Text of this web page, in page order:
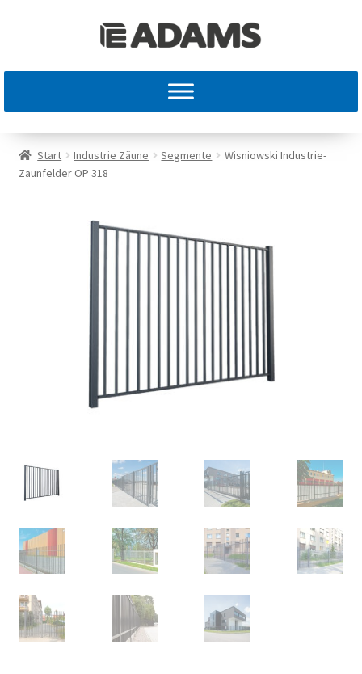
Start Industrie Zäune Segmente
Wisniowski Industrie-
Zaunfelder OP 318